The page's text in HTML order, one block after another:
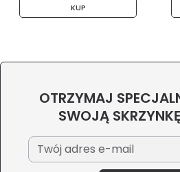
KUP
OTRZYMAJ
SWOJĄ